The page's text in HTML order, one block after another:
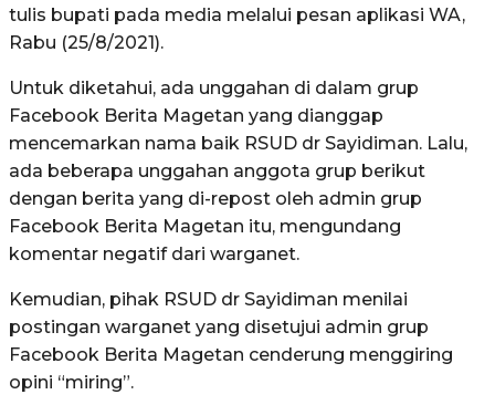
tulis bupati pada media melalui pesan aplikasi WA,
Rabu (25/8/2021).
Untuk diketahui, ada unggahan di dalam grup
Facebook Berita Magetan yang dianggap
mencemarkan nama baik RSUD dr Sayidiman. Lalu,
ada beberapa unggahan anggota grup berikut
dengan berita yang di-repost oleh admin grup
Facebook Berita Magetan itu, mengundang
komentar negatif dari warganet.
Kemudian, pihak RSUD dr Sayidiman menilai
postingan warganet yang disetujui admin grup
Facebook Berita Magetan cenderung menggiring
opini “miring”.